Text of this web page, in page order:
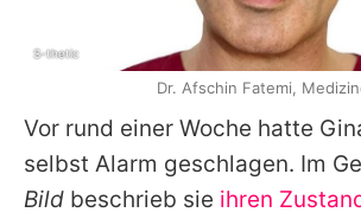
Vor rund einer Woche hatte
selbst Alarm geschlagen. Im
Bild beschrieb sie ihren
S-thetic
Dr. Afschin Fatemi,